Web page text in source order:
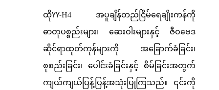
ထိုYY-H4 အပူချိန်တည်ငြိမ်ရေချိုးကန်ကို
ဓာတုပစ္စည်းများ၊ ဆေးဝါးများနှင့် ဇီဝဗေဒ
ဆိုင်ရာထုတ်ကုန်များကို အခြောက်ခံခြင်း၊
စုစည်းခြင်း၊ ပေါင်းခံခြင်းနှင့် စိမ်ခြင်းအတွက်
ကျယ်ကျယ်ပြန့်ပြန့်အသုံးပြုကြသည်။ ၎င်းကို